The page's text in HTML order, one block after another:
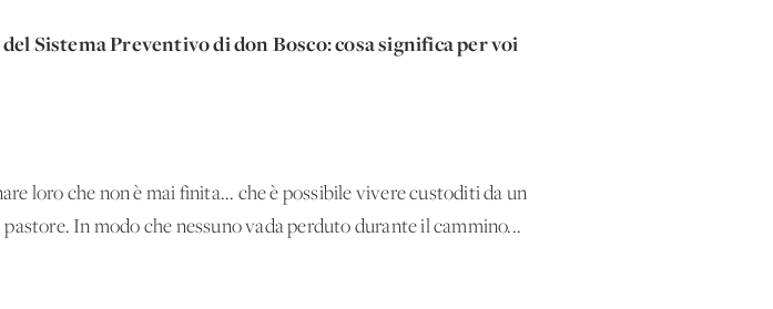
Sistema Preventivo di don Bosco: cosa significa per voi
loro che non è mai finita... che è possibile vivere custoditi da un
In modo che nessuno vada perduto durante il cammino...